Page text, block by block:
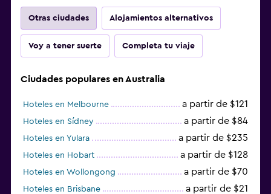
Otras ciudades Alojamientos alternativos
Voy a tener suerte Completa tu viaje
Ciudades populares en Australia
Hoteles en Melbourne a partir de $121
Hoteles en Sídney a partir de $84
Hoteles en Yulara a partir de $235
Hoteles en Hobart a partir de $128
Hoteles en Wollongong a partir de $70
Hoteles en Brisbane a partir de $21